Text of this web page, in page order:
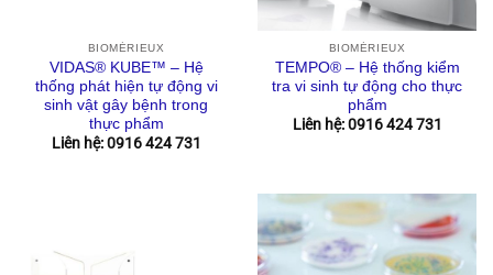
BIOMÉRIEUX
VIDAS® KUBE™ – Hệ
thống phát hiện tự động vi
sinh vật gây bệnh trong
thực phẩm
Liên hệ: 0916 424 731
BIOMÉRIEUX
TEMPO® – Hệ thống kiểm
tra vi sinh tự động cho thực
phẩm
Liên hệ: 0916 424 731